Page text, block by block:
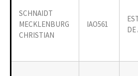
SCHNAIDT
MECKLENBURG
CHRISTIAN
IAO561
DE